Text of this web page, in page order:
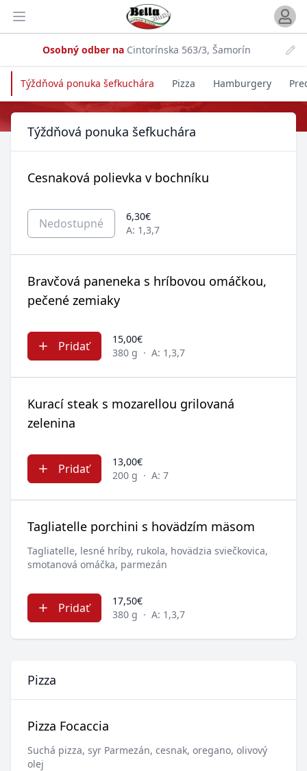
Otvoriť menu
Osobný odber na Cintorínska 563/3, Šamorín
Online objednávka
Týždňová ponuka šefkuchára Pizza Hamburgery
Výber jedál
Týždňová ponuka šefkuchára
Cesnaková polievka v bochníku
Nedostupné
6,30€
A: 1,3,7
Bravčová paneneka s hríbovou omáčkou,
pečené zemiaky
Pridať
15,00€
380 g · A: 1,3,7
Kurací steak s mozarellou grilovaná
zelenina
Pridať
13,00€
200 g · A: 7
Tagliatelle porchini s hovädzím mäsom
Tagliatelle, lesné hríby, rukola, hovädzia sviečkovica,
smotanová omáčka, parmezán
Pridať
17,50€
380 g · A: 1,3,7
Pizza
Pizza Focaccia
Suchá pizza, syr Parmezán, cesnak, oregano, olivový
olej